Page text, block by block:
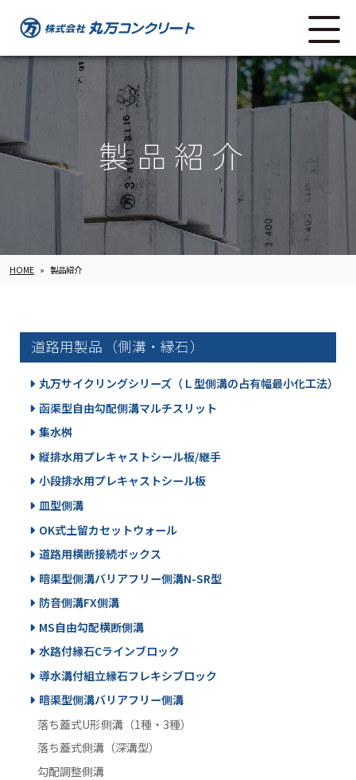
製品紹介
HOME » 製品紹介
道路用製品（側溝・縁石）
丸万サイクリングシリーズ（Ｌ型側溝の占有幅最小化工法）
函渠型自由勾配側溝マルチスリット
集水桝
縦排水用プレキャストシール板/継手
小段排水用プレキャストシール板
皿型側溝
OK式土留カセットウォール
道路用横断接続ボックス
暗渠型側溝バリアフリー側溝N-SR型
防音側溝FX側溝
MS自由勾配横断側溝
水路付縁石Cラインブロック
導水溝付組立縁石フレキシブロック
暗渠型側溝バリアフリー側溝
落ち蓋式U形側溝（1種・3種）
落ち蓋式側溝（深溝型）
勾配調整側溝